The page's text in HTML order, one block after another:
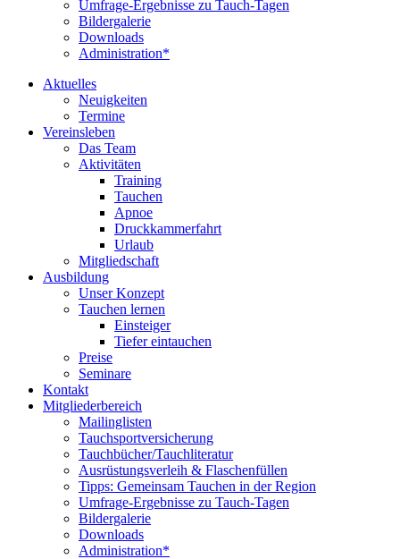
Umfrage-Ergebnisse zu Tauch-Tagen
Bildergalerie
Downloads
Administration*
Aktuelles
Neuigkeiten
Termine
Vereinsleben
Das Team
Aktivitäten
Training
Tauchen
Apnoe
Druckkammerfahrt
Urlaub
Mitgliedschaft
Ausbildung
Unser Konzept
Tauchen lernen
Einsteiger
Tiefer eintauchen
Preise
Seminare
Kontakt
Mitgliederbereich
Mailinglisten
Tauchsportversicherung
Tauchbücher/Tauchliteratur
Ausrüstungsverleih & Flaschenfüllen
Tipps: Gemeinsam Tauchen in der Region
Umfrage-Ergebnisse zu Tauch-Tagen
Bildergalerie
Downloads
Administration*